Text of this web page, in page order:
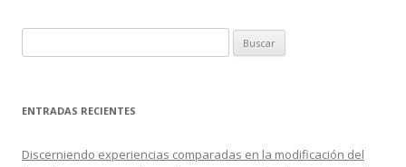
o
k
ti
r
u
c
r
ENTRADAS RECIENTES
Discerniendo experiencias comparadas en la modificación del